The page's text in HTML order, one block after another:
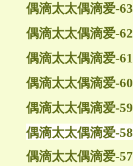
偶滴太太偶滴爱-63
偶滴太太偶滴爱-62
偶滴太太偶滴爱-61
偶滴太太偶滴爱-60
偶滴太太偶滴爱-59
偶滴太太偶滴爱-58
偶滴太太偶滴爱-57